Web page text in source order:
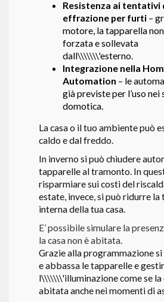
Resistenza ai tentativi
effrazione per furti –
motore, la tapparella
forzata e sollevata
dall\\\\\\\'esterno.
Integrazione nella
Automation – le
già previste per l’uso nei
domotica.
La casa o il tuo ambiente può
caldo e dal freddo.
In inverno si può chiudere
tapparelle al tramonto. In
risparmiare sui costi del
estate, invece, si può ridurre
interna della tua casa.
E’ possibile simulare la
la casa non è abitata.
Grazie alla programmazione
e abbassa le tapparelle e
l\\\\\\\'illuminazione come se la
abitata anche nei momenti di